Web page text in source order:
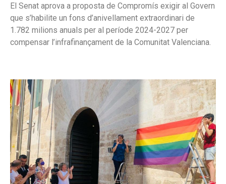
El Senat aprova a proposta de Compromís exigir al Govern
que s’habilite un fons d’anivellament extraordinari de
1.782 milions anuals per al període 2024-2027 per
compensar l’infrafinançament de la Comunitat Valenciana.